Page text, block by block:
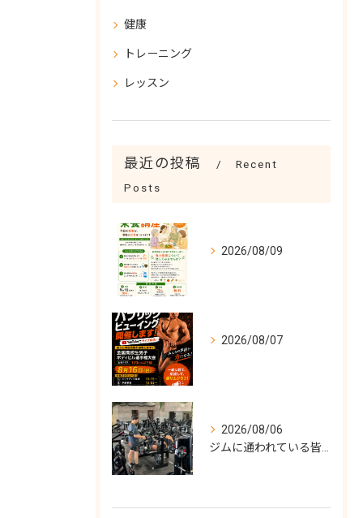
健康
トレーニング
レッスン
最近の投稿
Recent
Posts
2026/08/09
2026/08/07
2026/08/06